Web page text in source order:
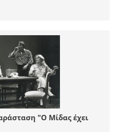
"Ο Μίδας έχει